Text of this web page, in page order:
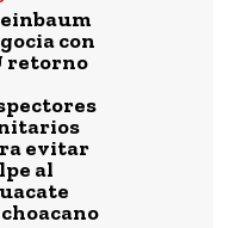
con
retorno
evitar
al